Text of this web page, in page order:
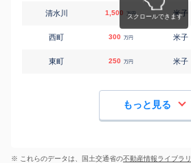
清水川 1,500 万円 米子
西町 300 万円 米子
東町 250 万円 米子
もっと見る
※ これらのデータは、国土交通省の不動産情報ライブラリ